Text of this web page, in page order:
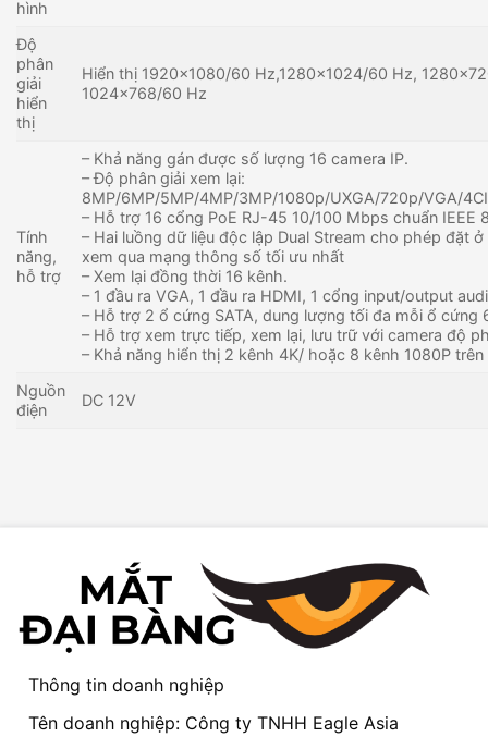
hình
Độ
phân
giải
hiển
thị
Hiển thị 1920×1080/60 Hz,1280×1024/60 Hz,
1024×768/60 Hz
Tính
năng,
hỗ trợ
– Khả năng gán được số lượng 16 camera IP.
– Độ phân giải xem lại:
8MP/6MP/5MP/4MP/3MP/1080p/UXGA/720p/VGA/
– Hỗ trợ 16 cổng PoE RJ-45 10/100 Mbps chuẩn IEEE
– Hai luồng dữ liệu độc lập Dual Stream cho phép đặt
xem qua mạng thông số tối ưu nhất
– Xem lại đồng thời 16 kênh.
– 1 đầu ra VGA, 1 đầu ra HDMI, 1 cổng input/output
– Hỗ trợ 2 ổ cứng SATA, dung lượng tối đa mỗi ổ cứng
– Hỗ trợ xem trực tiếp, xem lại, lưu trữ với camera độ
– Khả năng hiển thị 2 kênh 4K/ hoặc 8 kênh 1080P
Nguồn
điện
DC 12V
Thông tin doanh nghiệp
Tên doanh nghiệp: Công ty TNHH Eagle Asia